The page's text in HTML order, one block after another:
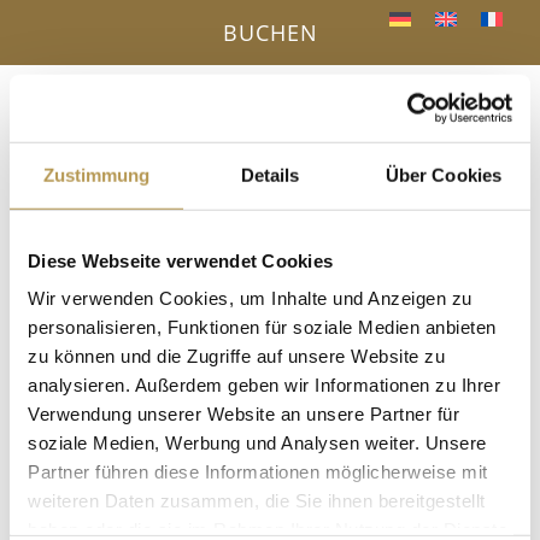
Zustimmung Details Über Cookies
Diese Webseite verwendet Cookies
Wir verwenden Cookies, um Inhalte und Anzeigen zu
personalisieren, Funktionen für soziale Medien anbieten
zu können und die Zugriffe auf unsere Website zu
analysieren. Außerdem geben wir Informationen zu Ihrer
Verwendung unserer Website an unsere Partner für
soziale Medien, Werbung und Analysen weiter. Unsere
Partner führen diese Informationen möglicherweise mit
weiteren Daten zusammen, die Sie ihnen bereitgestellt
a Menü
BUCHEN
« Alle Veranstaltungen
Diese Veranstaltung hat bereits stattgefunden.
Salzpeeling mit Nancy
13 Januar, 13:00-13:15
in der Dampfsauna, Anmeldung erforderlich!